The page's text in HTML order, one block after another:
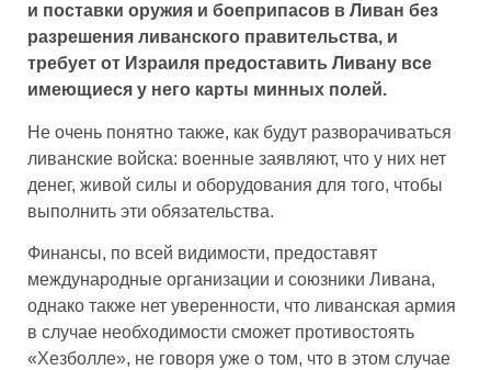
и поставки оружия и боеприпасов в Ливан без
разрешения ливанского правительства, и
требует от Израиля предоставить Ливану все
имеющиеся у него карты минных полей.
Не очень понятно также, как будут разворачиваться
ливанские войска: военные заявляют, что у них нет
денег, живой силы и оборудования для того, чтобы
выполнить эти обязательства.
Финансы, по всей видимости, предоставят
международные организации и союзники Ливана,
однако также нет уверенности, что ливанская армия
в случае необходимости сможет противостоять
«Хезболле», не говоря уже о том, что в этом случае